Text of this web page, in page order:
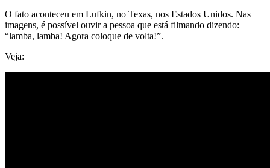
O fato aconteceu em Lufkin, no Texas, nos Estados Unidos. Nas
imagens, é possível ouvir a pessoa que está filmando dizendo:
“lamba, lamba! Agora coloque de volta!”.
Veja: